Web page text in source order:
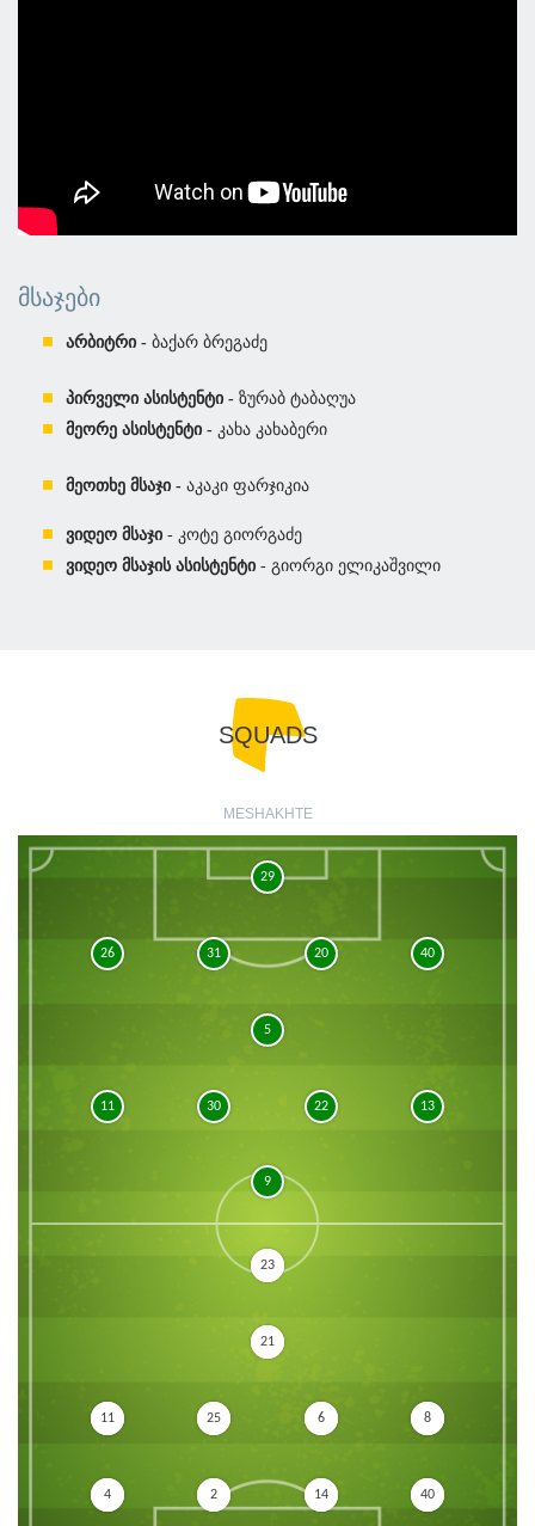
ᲛᲡᲐᲯᲔᲑᲘ
არბიტრი - ბაქარ ბრეგაძე
პირველი ასისტენტი - ზურაბ ტაბაღუა
მეორე ასისტენტი - კახა კახაბერი
მეოთხე მსაჯი - აკაკი ფარჯიკია
ვიდეო მსაჯი - კოტე გიორგაძე
ვიდეო მსაჯის ასისტენტი - გიორგი ელიკაშვილი
SQUADS
MESHAKHTE
29
26 31 20 40
5
11 30 22 13
9
40
14
2
4
8
6
25
11
21
23